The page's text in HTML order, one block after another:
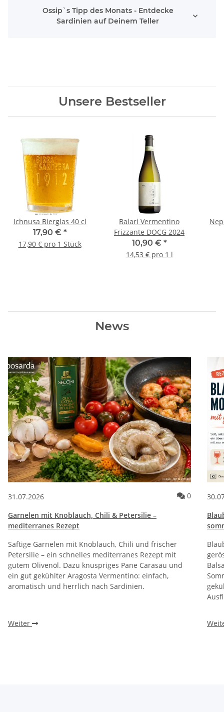
Ossip`s Tipp des Monats - Entdecke
Sardinien auf Deinem Teller
Unsere Bestseller
Ichnusa Bierglas 40 cl
17,90 € *
17,90 € pro 1 Stück
Balari Vermentino
Frizzante DOCG 2024
10,90 € *
14,53 € pro 1 l
News
31.07.2026 0
Garnelen mit Knoblauch, Chili & Petersilie –
mediterranes Rezept
Saftige Garnelen mit Knoblauch, Chili und frischer
Petersilie – ein schnelles mediterranes Rezept mit
gutem Olivenöl. Dazu knuspriges Pane Carasau und
ein gut gekühlter Aragosta Vermentino: einfach,
aromatisch und herrlich nach Sardinien.
Weiter